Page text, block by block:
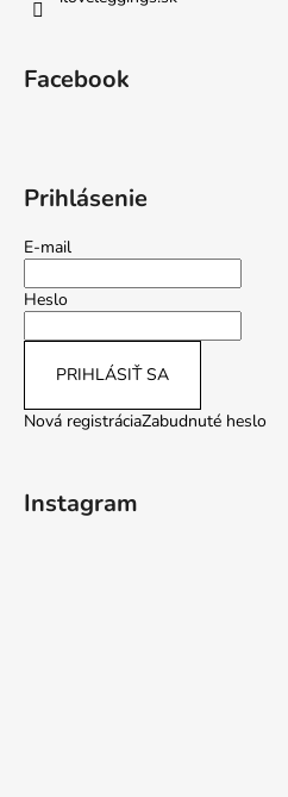
Facebook
Prihlásenie
E-mail
Heslo
PRIHLÁSIŤ SA
Nová registráciaZabudnuté heslo
Instagram